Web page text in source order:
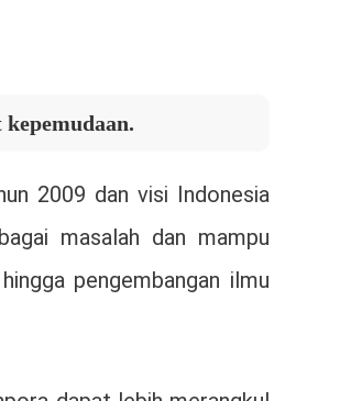
2009 dan visi Indonesia
masalah dan mampu
pengembangan ilmu